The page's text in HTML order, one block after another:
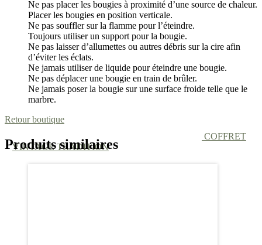
COFFRET
VINTAGE TRADITION
Ne pas placer les bougies à proximité d’une source de chaleur.
Placer les bougies en position verticale.
Ne pas souffler sur la flamme pour l’éteindre.
Toujours utiliser un support pour la bougie.
Ne pas laisser d’allumettes ou autres débris sur la cire afin
d’éviter les éclats.
Ne jamais utiliser de liquide pour éteindre une bougie.
Ne pas déplacer une bougie en train de brûler.
Ne jamais poser la bougie sur une surface froide telle que le
marbre.
Retour boutique
Produits similaires